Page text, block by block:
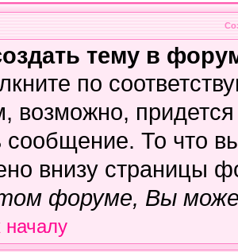
тему в
по
возможно, придется
сообщение. То что
внизу страницы
форуме, Вы
началу